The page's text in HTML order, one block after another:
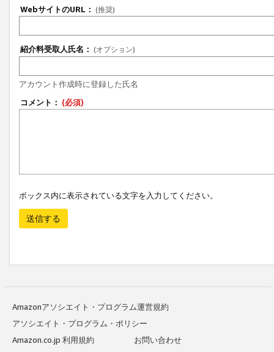
WebサイトのURL： (推奨)
紹介料受取人氏名： (オプション)
アカウント作成時に登録した氏名
コメント： (必須)
ボックス内に表示されている文字を入力してください。
送信する
Amazonアソシエイト・プログラム運営規約
アソシエイト・プログラム・ポリシー
Amazon.co.jp 利用規約
お問い合わせ